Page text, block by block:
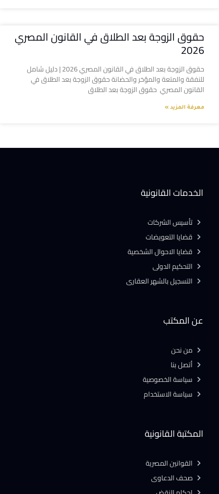
حقوق الزوجة بعد الطلاق في القانون المصري
2026
حقوق الزوجة بعد الطلاق في القانون المصري 2026 | دليل شامل
للنفقة والمتعة والمؤخر والحضانة حقوق الزوجة بعد الطلاق في
القانون المصري حقوق الزوجة بعد الطلاق
معرفة المزيد »
المكتبة القانونية
القوانين المصرية
صحف الدعاوى
عن المكتب
من نحن
أتصل بنا
سياسة الخصوصية
سياسة الاستخدام
الخدمات القانونية
تأسيس الشركات
قضايا التعويضات
قضايا الاحوال الشخصية
التحكيم الدولى
التسجيل بالشهر العقارى